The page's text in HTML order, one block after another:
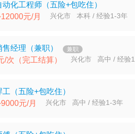
动化工程师（五险+包吃住）
元/月 兴化市 本科 / 经验1-3年
经理（兼职） 兼职
/次（完工结算） 兴化市 高中 / 经验
（五险+包吃住）
元/月 兴化市 高中 / 经验1-3年